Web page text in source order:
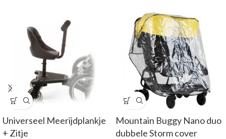
Universeel Meerijdplankje
+ Zitje
Mountain Buggy Nano duo
dubbele Storm cover